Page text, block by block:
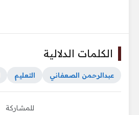
الكلمات الدلالية
عبدالرحمن الصعفاني التعليم
للمشاركة